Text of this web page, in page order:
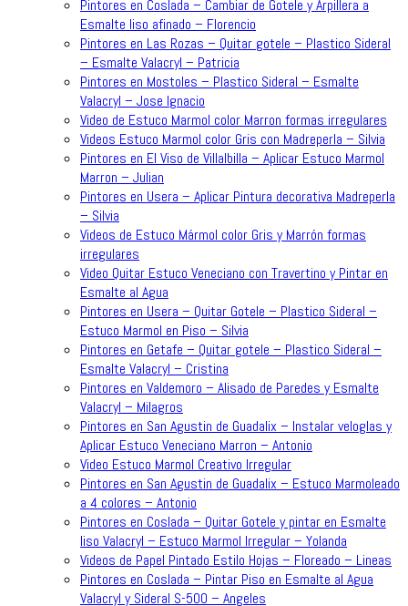
Pintores en Coslada – Cambiar de Gotele y Arpillera a
Esmalte liso afinado – Florencio
Pintores en Las Rozas – Quitar gotele – Plastico Sideral
– Esmalte Valacryl – Patricia
Pintores en Mostoles – Plastico Sideral – Esmalte
Valacryl – Jose Ignacio
Video de Estuco Marmol color Marron formas irregulares
Videos Estuco Marmol color Gris con Madreperla – Silvia
Pintores en El Viso de Villalbilla – Aplicar Estuco Marmol
Marron – Julian
Pintores en Usera – Aplicar Pintura decorativa Madreperla
– Silvia
Videos de Estuco Mármol color Gris y Marrón formas
irregulares
Video Quitar Estuco Veneciano con Travertino y Pintar en
Esmalte al Agua
Pintores en Usera – Quitar Gotele – Plastico Sideral –
Estuco Marmol en Piso – Silvia
Pintores en Getafe – Quitar gotele – Plastico Sideral –
Esmalte Valacryl – Cristina
Pintores en Valdemoro – Alisado de Paredes y Esmalte
Valacryl – Milagros
Pintores en San Agustin de Guadalix – Instalar veloglas y
Aplicar Estuco Veneciano Marron – Antonio
Video Estuco Marmol Creativo Irregular
Pintores en San Agustin de Guadalix – Estuco Marmoleado
a 4 colores – Antonio
Pintores en Coslada – Quitar Gotele y pintar en Esmalte
liso Valacryl – Estuco Marmol Irregular – Yolanda
Videos de Papel Pintado Estilo Hojas – Floreado – Lineas
Pintores en Coslada – Pintar Piso en Esmalte al Agua
Valacryl y Sideral S-500 – Angeles